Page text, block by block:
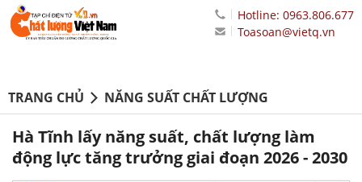
Hotline: 0963.806.677
Toasoan@vietq.vn
TRANG CHỦ NĂNG SUẤT CHẤT LƯỢNG
Hà Tĩnh lấy năng suất, chất lượng làm
động lực tăng trưởng giai đoạn 2026 - 2030